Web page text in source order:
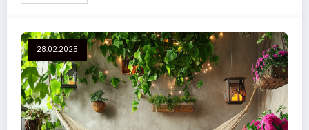
28.02.2025